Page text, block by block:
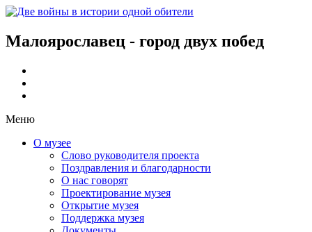
Малоярославец - город двух побед
Меню
О музее
Слово руководителя проекта
Поздравления и благодарности
О нас говорят
Проектирование музея
Открытие музея
Поддержка музея